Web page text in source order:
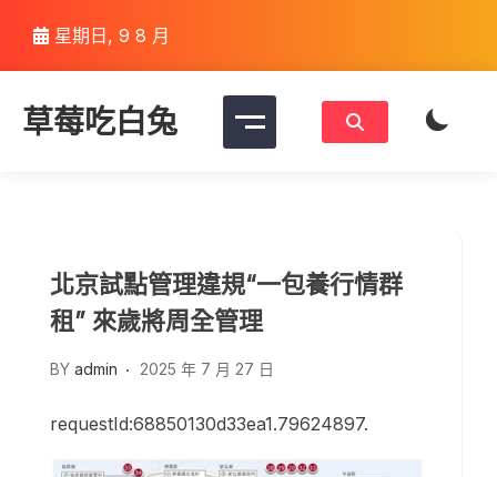
content
星期日, 9 8 月
草莓吃白兔
北京試點管理違規“一包養行情群
租” 來歲將周全管理
BY admin 2025 年 7 月 27 日
requestId:68850130d33ea1.79624897.